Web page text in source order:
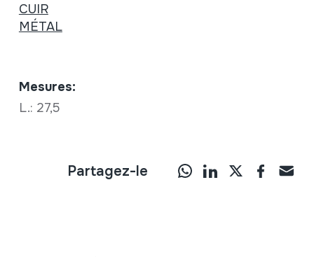
CUIR
MÉTAL
Mesures:
L.: 27,5
Partagez-le